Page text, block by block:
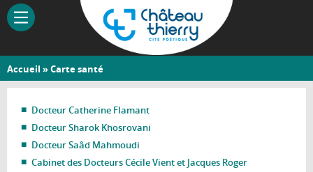
Aller
contenu
Château-
Thierry
Vous
êtes
Accueil »Carte santé
Docteur Catherine Flamant
Docteur Sharok Khosrovani
Docteur Saâd Mahmoudi
Cabinet des Docteurs Cécile Vient et Jacques Roger